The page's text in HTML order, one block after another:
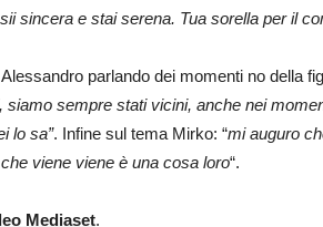
sii sincera e stai serena. Tua sorella per il
parlando dei momenti no della
siamo sempre stati vicini, anche nei
lo sa”. Infine sul tema Mirko: “mi auguro
viene viene è una cosa loro“.
Mediaset.